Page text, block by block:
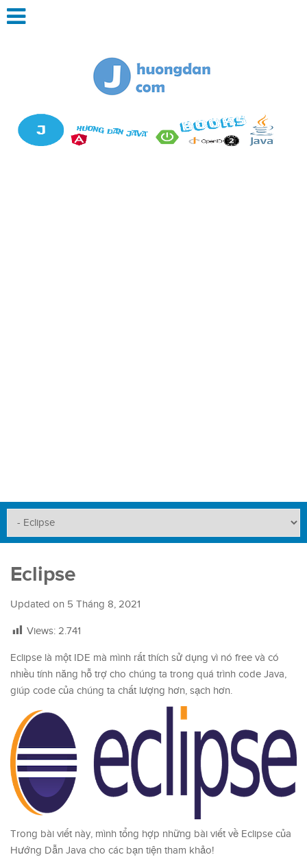
Eclipse
Updated on 5 Tháng 8, 2021
Views: 2.741
Eclipse là một IDE mà mình rất thích sử dụng vì nó free và có
nhiều tính năng hỗ trợ cho chúng ta trong quá trình code Java,
giúp code của chúng ta chất lượng hơn, sạch hơn.
Trong bài viết này, mình tổng hợp những bài viết về Eclipse của
Hướng Dẫn Java cho các bạn tiện tham khảo!